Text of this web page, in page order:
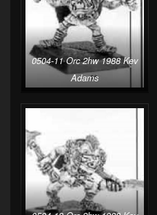
0504-11 Orc 2hw 1988 Kev
Adams